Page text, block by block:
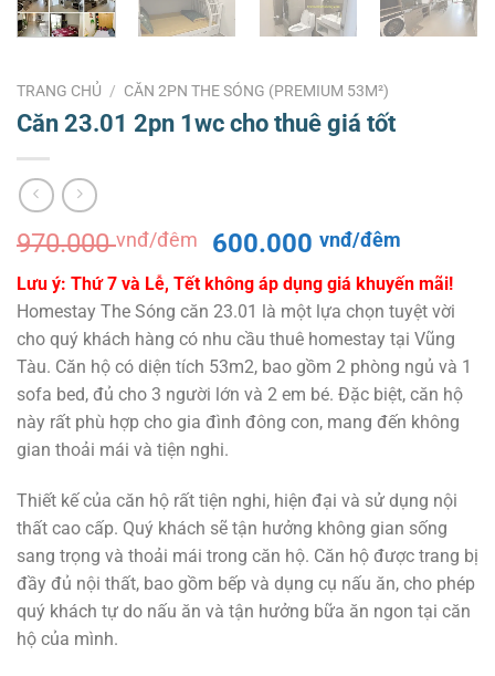
TRANG CHỦ / CĂN 2PN THE SÓNG (PREMIUM 53M²)
Căn 23.01 2pn 1wc cho thuê giá tốt
970.000vnđ/đêm
Giá
gốc
là:
970.000 vnđ/
đêm.
600.000vnđ/đêm
hiện
tại
là:
đêm.
Lưu ý: Thứ 7 và Lễ, Tết không áp dụng giá khuyến mãi!
Homestay The Sóng căn 23.01 là một lựa chọn tuyệt vời
cho quý khách hàng có nhu cầu thuê homestay tại Vũng
Tàu. Căn hộ có diện tích 53m2, bao gồm 2 phòng ngủ và 1
sofa bed, đủ cho 3 người lớn và 2 em bé. Đặc biệt, căn hộ
này rất phù hợp cho gia đình đông con, mang đến không
gian thoải mái và tiện nghi.
Thiết kế của căn hộ rất tiện nghi, hiện đại và sử dụng nội
thất cao cấp. Quý khách sẽ tận hưởng không gian sống
sang trọng và thoải mái trong căn hộ. Căn hộ được trang bị
đầy đủ nội thất, bao gồm bếp và dụng cụ nấu ăn, cho phép
quý khách tự do nấu ăn và tận hưởng bữa ăn ngon tại căn
hộ của mình.